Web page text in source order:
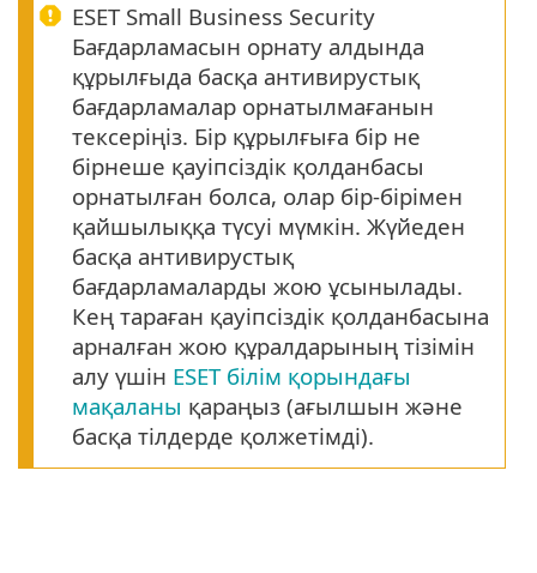
ESET Small Business Security
Бағдарламасын орнату алдында
құрылғыда басқа антивирустық
бағдарламалар орнатылмағанын
тексеріңіз. Бір құрылғыға бір не
бірнеше қауіпсіздік қолданбасы
орнатылған болса, олар бір-бірімен
қайшылыққа түсуі мүмкін. Жүйеден
басқа антивирустық
бағдарламаларды жою ұсынылады.
Кең тараған қауіпсіздік қолданбасына
арналған жою құралдарының тізімін
алу үшін ESET білім қорындағы
мақаланы қараңыз (ағылшын және
басқа тілдерде қолжетімді).